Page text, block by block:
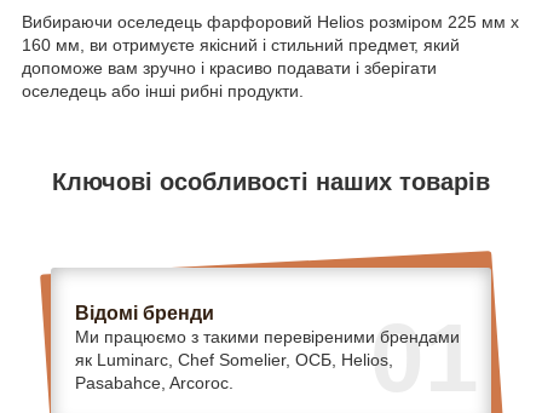
Вибираючи оселедець фарфоровий Helios розміром 225 мм х
160 мм, ви отримуєте якісний і стильний предмет, який
допоможе вам зручно і красиво подавати і зберігати
оселедець або інші рибні продукти.
Ключові особливості наших товарів
01
Відомі бренди
Ми працюємо з такими перевіреними брендами
як Luminarc, Chef Somelier, ОСБ, Helios,
Pasabahce, Arcoroc.